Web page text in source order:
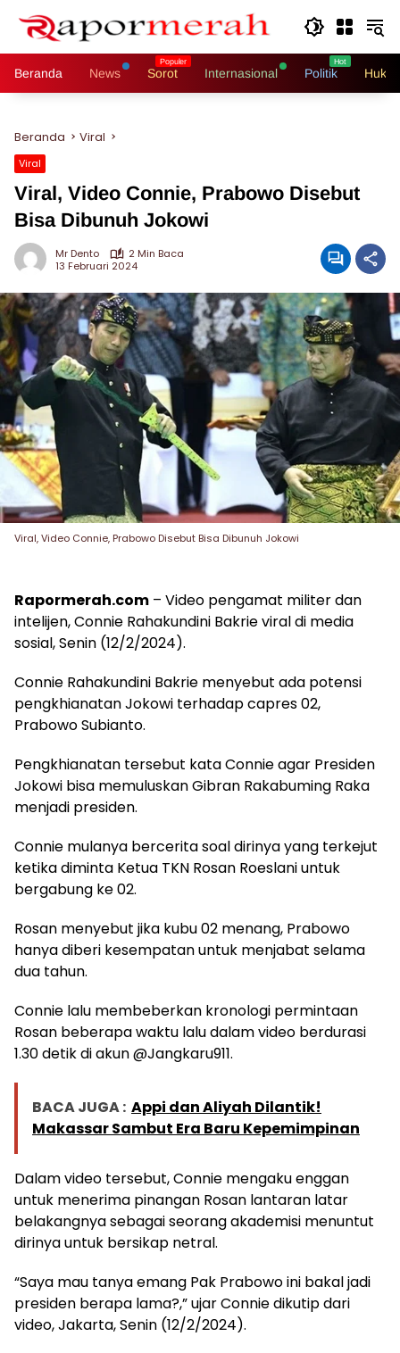
Beranda News Sorot Internasional Politik
Beranda Viral
Viral
Viral, Video Connie, Prabowo Disebut
Bisa Dibunuh Jokowi
Mr Dento
2 Min Baca
13 Februari 2024
Viral, Video Connie, Prabowo Disebut Bisa Dibunuh Jokowi
Rapormerah.com – Video pengamat militer dan
intelijen, Connie Rahakundini Bakrie viral di media
sosial, Senin (12/2/2024).
Connie Rahakundini Bakrie menyebut ada potensi
pengkhianatan Jokowi terhadap capres 02,
Prabowo Subianto.
Pengkhianatan tersebut kata Connie agar Presiden
Jokowi bisa memuluskan Gibran Rakabuming Raka
menjadi presiden.
Connie mulanya bercerita soal dirinya yang terkejut
ketika diminta Ketua TKN Rosan Roeslani untuk
bergabung ke 02.
Rosan menyebut jika kubu 02 menang, Prabowo
hanya diberi kesempatan untuk menjabat selama
dua tahun.
Connie lalu membeberkan kronologi permintaan
Rosan beberapa waktu lalu dalam video berdurasi
1.30 detik di akun @Jangkaru911.
BACA JUGA : Appi dan Aliyah Dilantik!
Makassar Sambut Era Baru Kepemimpinan
Dalam video tersebut, Connie mengaku enggan
untuk menerima pinangan Rosan lantaran latar
belakangnya sebagai seorang akademisi menuntut
dirinya untuk bersikap netral.
“Saya mau tanya emang Pak Prabowo ini bakal jadi
presiden berapa lama?,” ujar Connie dikutip dari
video, Jakarta, Senin (12/2/2024).